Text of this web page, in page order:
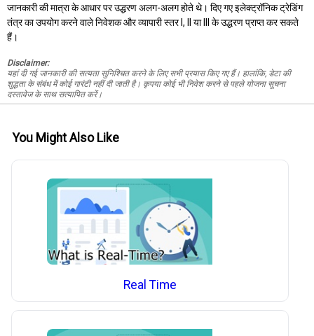
जानकारी की मात्रा के आधार पर उद्धरण अलग-अलग होते थे। दिए गए इलेक्ट्रॉनिक ट्रेडिंग
तंत्र का उपयोग करने वाले निवेशक और व्यापारी स्तर I, II या III के उद्धरण प्राप्त कर सकते
हैं।
Disclaimer:
यहां दी गई जानकारी की सत्यता सुनिश्चित करने के लिए सभी प्रयास किए गए हैं। हालांकि, डेटा की
शुद्धता के संबंध में कोई गारंटी नहीं दी जाती है। कृपया कोई भी निवेश करने से पहले योजना सूचना
दस्तावेज के साथ सत्यापित करें।
You Might Also Like
Real Time